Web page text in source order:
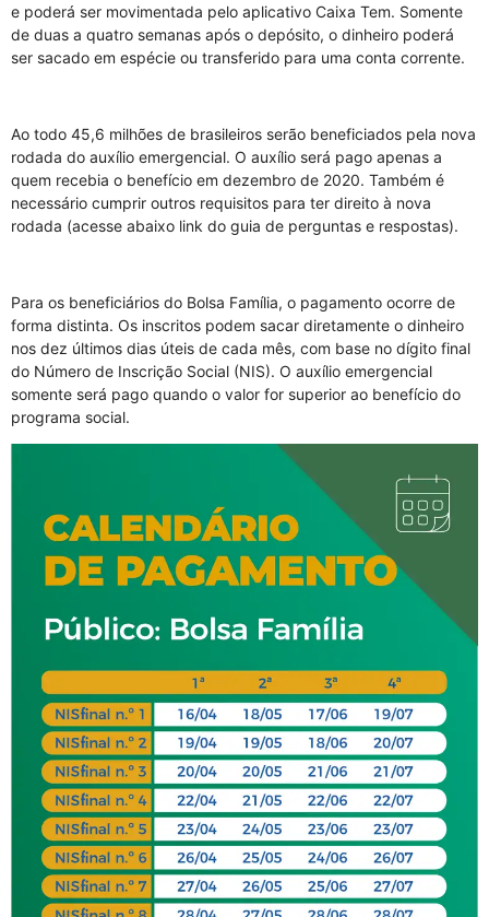
e poderá ser movimentada pelo aplicativo Caixa Tem. Somente
de duas a quatro semanas após o depósito, o dinheiro poderá
ser sacado em espécie ou transferido para uma conta corrente.
Ao todo 45,6 milhões de brasileiros serão beneficiados pela nova
rodada do auxílio emergencial. O auxílio será pago apenas a
quem recebia o benefício em dezembro de 2020. Também é
necessário cumprir outros requisitos para ter direito à nova
rodada (acesse abaixo link do guia de perguntas e respostas).
Para os beneficiários do Bolsa Família, o pagamento ocorre de
forma distinta. Os inscritos podem sacar diretamente o dinheiro
nos dez últimos dias úteis de cada mês, com base no dígito final
do Número de Inscrição Social (NIS). O auxílio emergencial
somente será pago quando o valor for superior ao benefício do
programa social.